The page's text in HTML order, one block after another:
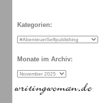
Kategorien:
Monate im Archiv: